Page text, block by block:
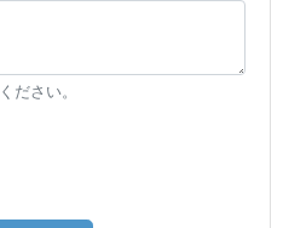
ださい。